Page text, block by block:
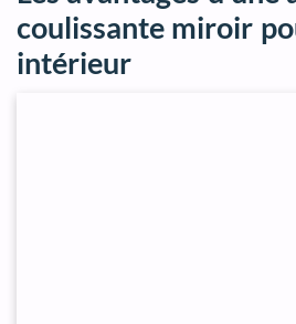
coulissante miroir
intérieur